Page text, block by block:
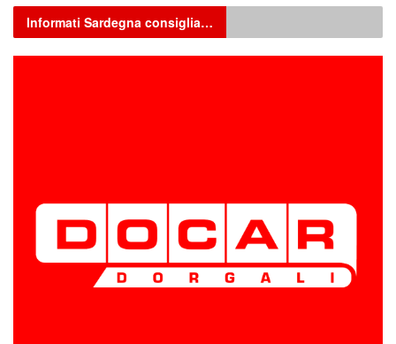
Informati Sardegna consiglia…